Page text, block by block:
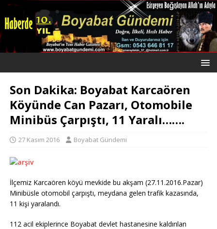
Son Dakika: Boyabat Karcaören
Köyünde Can Pazarı, Otomobile
Minibüs Çarpıştı, 11 Yaralı…….
27 Kasım 2016 Boyabat Gündemi
İlçemiz Karcaören köyü mevkide bu akşam (27.11.2016.Pazar)
Minibüsle otomobil çarpıştı, meydana gelen trafik kazasında,
11 kişi yaralandı.
112 acil ekiplerince Boyabat devlet hastanesine kaldırılan